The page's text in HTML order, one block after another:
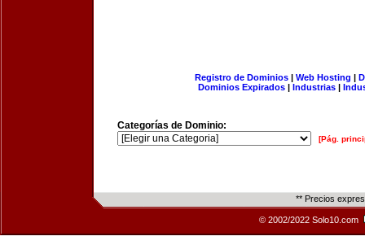
Registro de Dominios| Web Hosting |
Dominios Expirados | Industrias |
Categorías de Dominio:
[Pág.
** Precios
© 2002/2022 Solo10.com